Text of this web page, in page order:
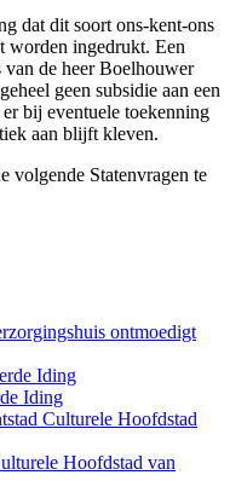
dat dit soort ons-kent-ons
worden ingedrukt. Een
de heer Boelhouwer
geen subsidie aan een
bij eventuele toekenning
aan blijft kleven.
volgende Statenvragen te
ontmoedigt
Iding
Iding
Culturele Hoofdstad
Hoofdstad van